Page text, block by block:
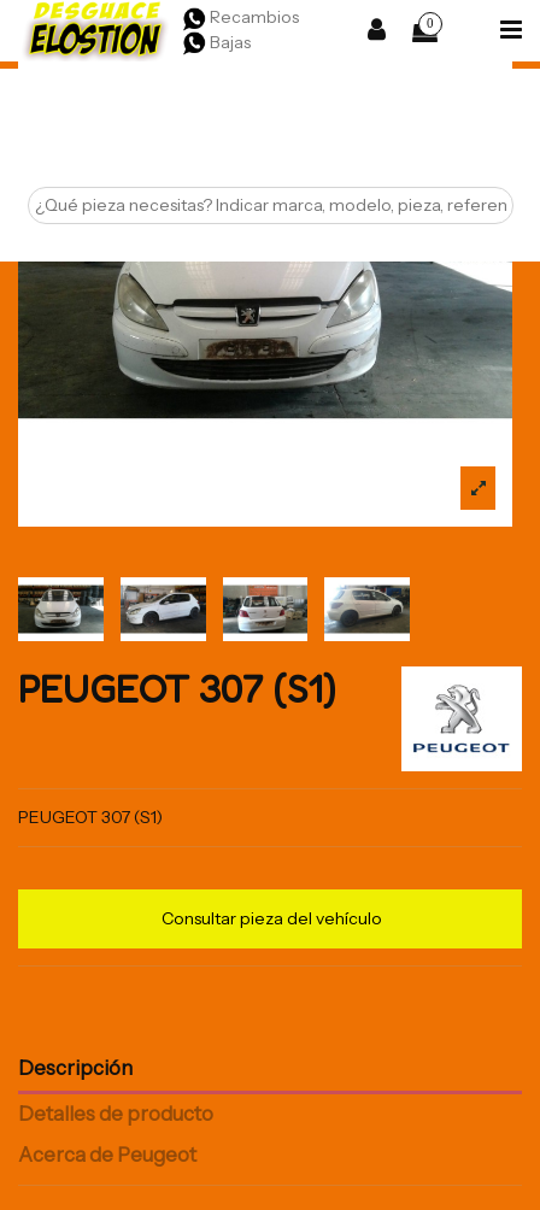
Recambios
Bajas
0
PEUGEOT 307 (S1)
PEUGEOT 307 (S1)
Consultar pieza del vehículo
Descripción
Detalles de producto
Acerca de Peugeot